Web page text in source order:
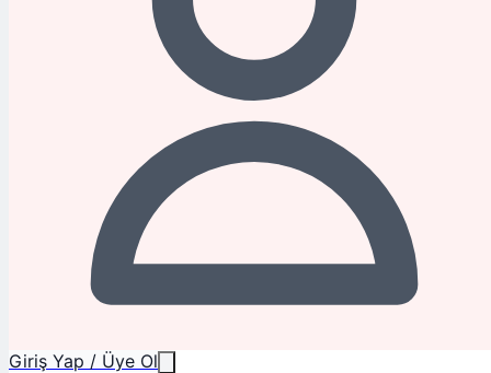
Giriş Yap / Üye Ol